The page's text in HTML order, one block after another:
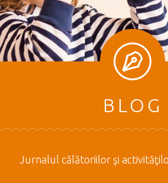
BLOG
Jurnalul călătoriilor şi